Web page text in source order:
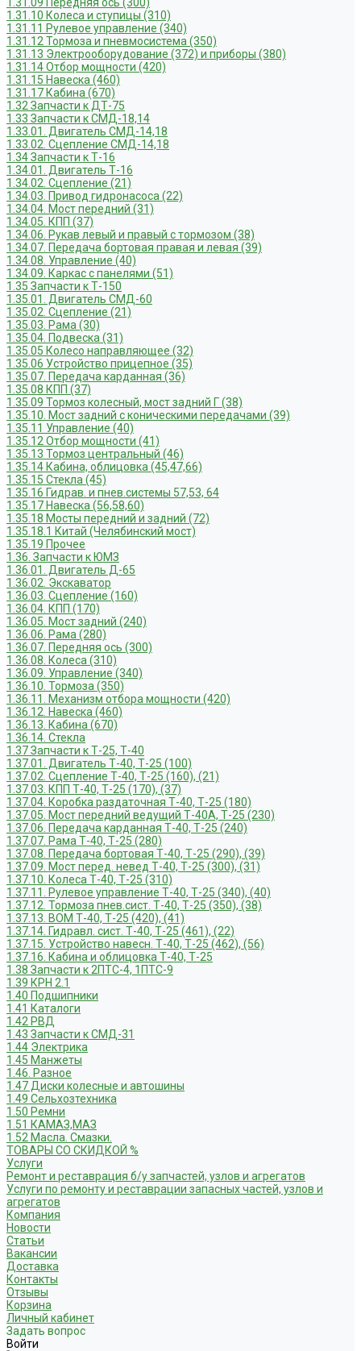
1.31.10 Колеса и ступицы (310)
1.31.11 Рулевое управление (340)
1.31.12 Тормоза и пневмосистема (350)
1.31.13 Электрооборудование (372) и приборы (380)
1.31.14 Отбор мощности (420)
1.31.15 Навеска (460)
1.31.17 Кабина (670)
1.32 Запчасти к ДТ-75
1.33 Запчасти к СМД-18,14
1.33.01. Двигатель СМД-14,18
1.33.02. Сцепление СМД-14,18
1.34 Запчасти к Т-16
1.34.01. Двигатель Т-16
1.34.02. Сцепление (21)
1.34.03. Привод гидронасоса (22)
1.34.04. Мост передний (31)
1.34.05. КПП (37)
1.34.06. Рукав левый и правый с тормозом (38)
1.34.07. Передача бортовая правая и левая (39)
1.34.08. Управление (40)
1.34.09. Каркас с панелями (51)
1.35 Запчасти к Т-150
1.35.01. Двигатель СМД-60
1.35.02. Сцепление (21)
1.35.03. Рама (30)
1.35.04. Подвеска (31)
1.35.05 Колесо направляющее (32)
1.35.06 Устройство прицепное (35)
1.35.07. Передача карданная (36)
1.35.08 КПП (37)
1.35.09 Тормоз колесный, мост задний Г (38)
1.35.10. Мост задний с коническими передачами (39)
1.35.11 Управление (40)
1.35.12 Отбор мощности (41)
1.35.13 Тормоз центральный (46)
1.35.14 Кабина, облицовка (45,47,66)
1.35.15 Стекла (45)
1.35.16 Гидрав. и пнев.системы 57,53, 64
1.35.17 Навеска (56,58,60)
1.35.18 Мосты передний и задний (72)
1.35.18.1 Китай (Челябинский мост)
1.35.19 Прочее
1.36. Запчасти к ЮМЗ
1.36.01. Двигатель Д-65
1.36.02. Экскаватор
1.36.03. Сцепление (160)
1.36.04. КПП (170)
1.36.05. Мост задний (240)
1.36.06. Рама (280)
1.36.07. Передняя ось (300)
1.36.08. Колеса (310)
1.36.09. Управление (340)
1.36.10. Тормоза (350)
1.36.11. Механизм отбора мощности (420)
1.36.12. Навеска (460)
1.36.13. Кабина (670)
1.36.14. Стекла
1.37 Запчасти к Т-25, Т-40
1.37.01. Двигатель Т-40, Т-25 (100)
1.37.02. Сцепление Т-40, Т-25 (160), (21)
1.37.03. КПП Т-40, Т-25 (170), (37)
1.37.04. Коробка раздаточная Т-40, Т-25 (180)
1.37.05. Мост передний ведущий Т-40А, Т-25 (230)
1.37.06. Передача карданная Т-40, Т-25 (240)
1.37.07. Рама Т-40, Т-25 (280)
1.37.08. Передача бортовая Т-40, Т-25 (290), (39)
1.37.09. Мост перед. невед Т-40, Т-25 (300), (31)
1.37.10. Колеса Т-40, Т-25 (310)
1.37.11. Рулевое управление Т-40, Т-25 (340), (40)
1.37.12. Тормоза пнев.сист. Т-40, Т-25 (350), (38)
1.37.13. ВОМ Т-40, Т-25 (420), (41)
1.37.14. Гидравл. сист. Т-40, Т-25 (461), (22)
1.37.15. Устройство навесн. Т-40, Т-25 (462), (56)
1.37.16. Кабина и облицовка Т-40, Т-25
1.38 Запчасти к 2ПТС-4, 1ПТС-9
1.39 КРН 2.1
1.40 Подшипники
1.41 Каталоги
1.42 РВД
1.43 Запчасти к СМД-31
1.44 Электрика
1.45 Манжеты
1.46. Разное
1.47 Диски колесные и автошины
1.49 Сельхозтехника
1.50 Ремни
1.51 КАМАЗ,МАЗ
1.52 Масла. Смазки.
ТОВАРЫ СО СКИДКОЙ %
Услуги
Ремонт и реставрация б/у запчастей, узлов и агрегатов
Услуги по ремонту и реставрации запасных частей, узлов и
агрегатов
Компания
Новости
Статьи
Вакансии
Доставка
Контакты
Отзывы
Корзина
Личный кабинет
Задать вопрос
Войти